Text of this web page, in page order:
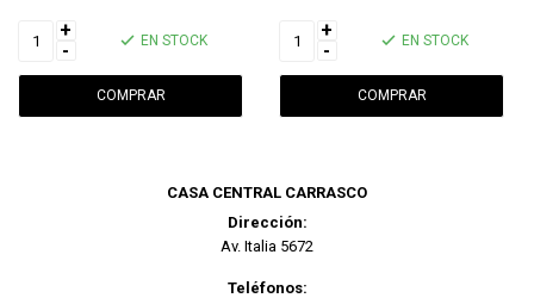
+
-
EN STOCK
+
-
EN STOCK
CASA CENTRAL CARRASCO
Dirección:
Av. Italia 5672
Teléfonos: